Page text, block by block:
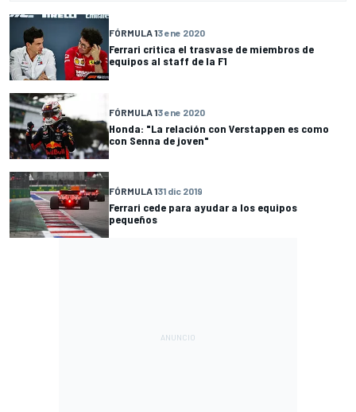
FÓRMULA 13 ene 2020
Ferrari critica el trasvase de miembros de
equipos al staff de la F1
FÓRMULA 13 ene 2020
Honda: "La relación con Verstappen es como
con Senna de joven"
FÓRMULA 131 dic 2019
Ferrari cede para ayudar a los equipos
pequeños